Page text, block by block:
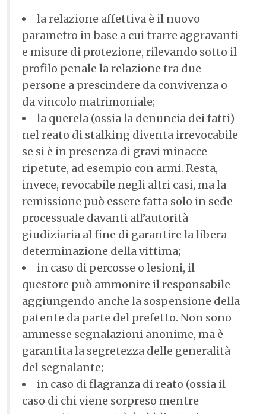
la relazione affettiva è il nuovo
parametro in base a cui trarre aggravanti
e misure di protezione, rilevando sotto il
profilo penale la relazione tra due
persone a prescindere da convivenza o
da vincolo matrimoniale;
la querela (ossia la denuncia dei fatti)
nel reato di stalking diventa irrevocabile
se si è in presenza di gravi minacce
ripetute, ad esempio con armi. Resta,
invece, revocabile negli altri casi, ma la
remissione può essere fatta solo in sede
processuale davanti all’autorità
giudiziaria al fine di garantire la libera
determinazione della vittima;
in caso di percosse o lesioni, il
questore può ammonire il responsabile
aggiungendo anche la sospensione della
patente da parte del prefetto. Non sono
ammesse segnalazioni anonime, ma è
garantita la segretezza delle generalità
del segnalante;
in caso di flagranza di reato (ossia il
caso di chi viene sorpreso mentre